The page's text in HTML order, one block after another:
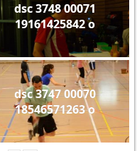
dsc 3748 00071
19161425842 o
dsc 3747 00070
18546571263 o